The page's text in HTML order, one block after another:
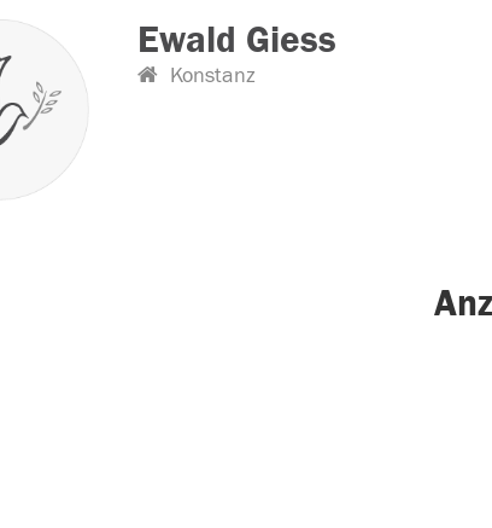
Ewald Giess
Konstanz